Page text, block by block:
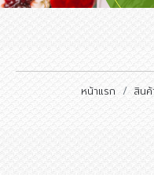
หน้าแรก สินค้